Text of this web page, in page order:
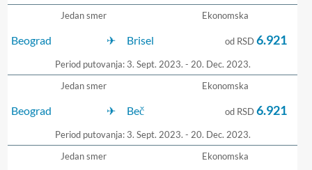
Jedan smer
Beograd Brisel
Ekonomska
Period putovanja: 3. Sept. 2023. - 20. Dec. 2023.
od RSD6.921
Jedan smer
Beograd Beč
Ekonomska
Period putovanja: 3. Sept. 2023. - 20. Dec. 2023.
od RSD6.921
Jedan smer Ekonomska